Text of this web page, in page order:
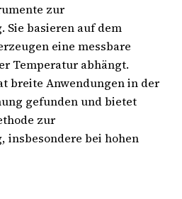
zur
Sie basieren auf dem
eine messbare
Temperatur abhängt.
breite Anwendungen in der
gefunden und bietet
zur
insbesondere bei hohen